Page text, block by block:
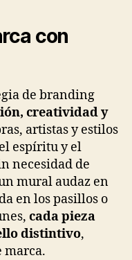
con
de branding
creatividad y
artistas y estilos
espíritu y el
necesidad de
mural audaz en
en los pasillos o
cada pieza
distintivo,
marca.